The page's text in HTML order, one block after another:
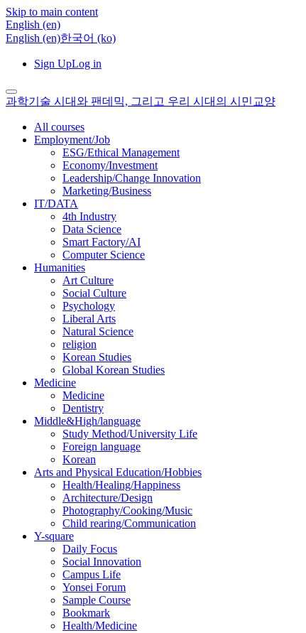
Skip to main content
English ‎(en)‎
English ‎(en)‎한국어 ‎(ko)‎
Sign UpLog in
과학기술 시대와 팬데믹, 그리고 우리 시대의 시민교양
All courses
Employment/Job
ESG/Ethical Management
Economy/Investment
Leadership/Change Innovation
Marketing/Business
IT/DATA
4th Industry
Data Science
Smart Factory/AI
Computer Science
Humanities
Art Culture
Social Culture
Psychology
Liberal Arts
Natural Science
religion
Korean Studies
Global Korean Studies
Medicine
Medicine
Dentistry
Middle&High/language
Study Method/University Life
Foreign language
Korean
Arts and Physical Education/Hobbies
Health/Healing/Happiness
Architecture/Design
Photography/Cooking/Music
Child rearing/Communication
Y-square
Daily Focus
Social Innovation
Campus Life
Yonsei Forum
Sample Course
Bookmark
Health/Medicine